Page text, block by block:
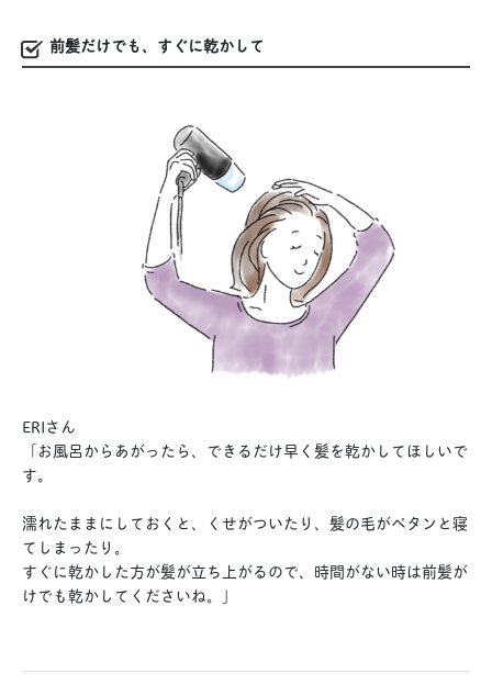
前髪だけでも、すぐに乾かして
ERIさん
「お風呂からあがったら、できるだけ早く髪を乾かしてほしいで
す。
濡れたままにしておくと、くせがついたり、髪の毛がペタンと寝
てしまったり。
すぐに乾かした方が髪が立ち上がるので、時間がない時は前髪が
けでも乾かしてくださいね。」